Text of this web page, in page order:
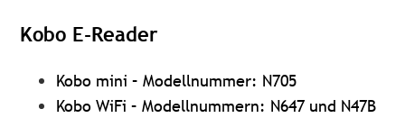
Kobo E-Reader
Kobo mini – Modellnummer: N705
Kobo WiFi – Modellnummern: N647 und N47B